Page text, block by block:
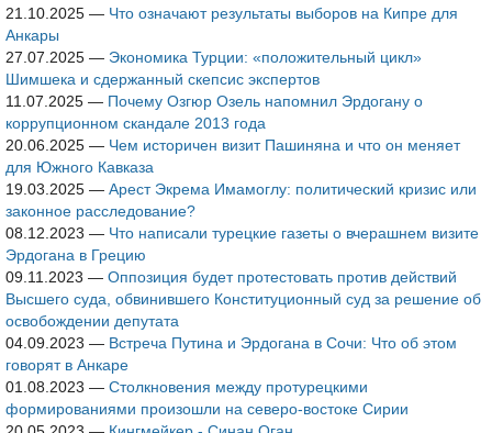
21.10.2025 — Что означают результаты выборов на Кипре для
Анкары
27.07.2025 — Экономика Турции: «положительный цикл»
Шимшека и сдержанный скепсис экспертов
11.07.2025 — Почему Озгюр Озель напомнил Эрдогану о
коррупционном скандале 2013 года
20.06.2025 — Чем историчен визит Пашиняна и что он меняет
для Южного Кавказа
19.03.2025 — Арест Экрема Имамоглу: политический кризис или
законное расследование?
08.12.2023 — Что написали турецкие газеты о вчерашнем визите
Эрдогана в Грецию
09.11.2023 — Оппозиция будет протестовать против действий
Высшего суда, обвинившего Конституционный суд за решение об
освобождении депутата
04.09.2023 — Встреча Путина и Эрдогана в Сочи: Что об этом
говорят в Анкаре
01.08.2023 — Столкновения между протурецкими
формированиями произошли на северо-востоке Сирии